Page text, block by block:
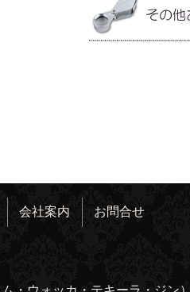
会社案内 お問合せ